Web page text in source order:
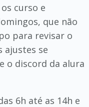
curso e
que não
para revisar o
ajustes se
o discord da alura
6h até as 14h e